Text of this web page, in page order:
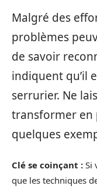
Malgré des
problèmes
de savoir
indiquent qu’il
serrurier. Ne
transformer en
quelques
Clé se coinçant : Si
que les techniques